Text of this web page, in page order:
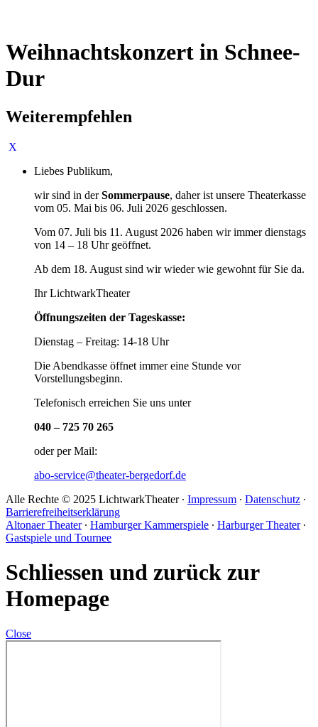
Weihnachtskonzert in Schnee-
Dur
Weiterempfehlen
Liebes Publikum,
wir sind in derSommerpause, daher ist unsere Theaterkasse
vom 05. Mai bis 06. Juli 2026 geschlossen.
Vom 07. Juli bis 11. August 2026 haben wir immer dienstags
von 14 – 18 Uhr geöffnet.
Ab dem 18. August sind wir wieder wie gewohnt für Sie da.
Ihr LichtwarkTheater
Öffnungszeiten der Tageskasse:
Dienstag – Freitag: 14-18 Uhr
Die Abendkasse öffnet immer eine Stunde vor
Vorstellungsbeginn.
Telefonisch erreichen Sie uns unter
040 – 725 70 265
oder per Mail:
abo-service@theater-bergedorf.de
Alle Rechte © 2025 LichtwarkTheater ∙ Impressum ∙ Datenschutz ∙
Barrierefreiheitserklärung
Altonaer Theater∙ Hamburger Kammerspiele ∙ Harburger Theater∙
Gastspiele und Tournee
Schliessen und zurück zur
Homepage
Close